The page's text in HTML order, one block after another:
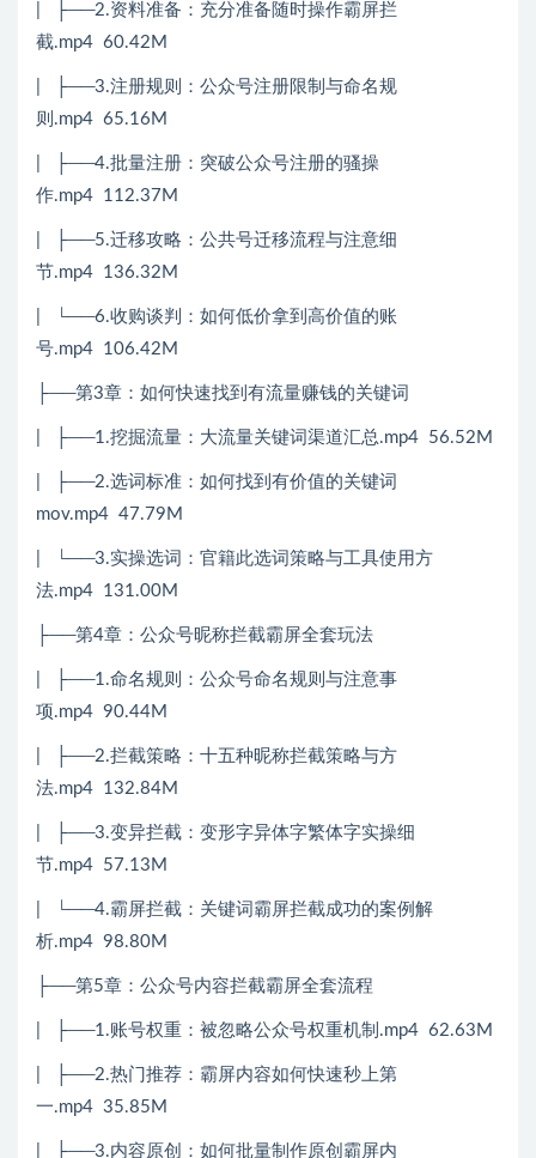
| ├──2.资料准备：充分准备随时操作霸屏拦
截.mp4 60.42M
| ├──3.注册规则：公众号注册限制与命名规
则.mp4 65.16M
| ├──4.批量注册：突破公众号注册的骚操
作.mp4 112.37M
| ├──5.迁移攻略：公共号迁移流程与注意细
节.mp4 136.32M
| └──6.收购谈判：如何低价拿到高价值的账
号.mp4 106.42M
├──第3章：如何快速找到有流量赚钱的关键词
| ├──1.挖掘流量：大流量关键词渠道汇总.mp4 56.52M
| ├──2.选词标准：如何找到有价值的关键词
mov.mp4 47.79M
| └──3.实操选词：官籍此选词策略与工具使用方
法.mp4 131.00M
├──第4章：公众号昵称拦截霸屏全套玩法
| ├──1.命名规则：公众号命名规则与注意事
项.mp4 90.44M
| ├──2.拦截策略：十五种昵称拦截策略与方
法.mp4 132.84M
| ├──3.变异拦截：变形字异体字繁体字实操细
节.mp4 57.13M
| └──4.霸屏拦截：关键词霸屏拦截成功的案例解
析.mp4 98.80M
├──第5章：公众号内容拦截霸屏全套流程
| ├──1.账号权重：被忽略公众号权重机制.mp4 62.63M
| ├──2.热门推荐：霸屏内容如何快速秒上第
一.mp4 35.85M
| ├──3.内容原创：如何批量制作原创霸屏内